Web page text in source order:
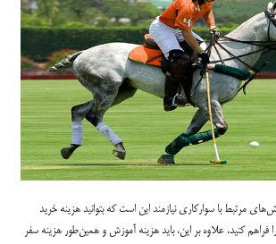
مرتبط با سوارکاری نیازمند این است که بتوانید هزینه خرید
کنید. علاوه بر این، باید هزینه آموزش و همین‌طور هزینه سفر